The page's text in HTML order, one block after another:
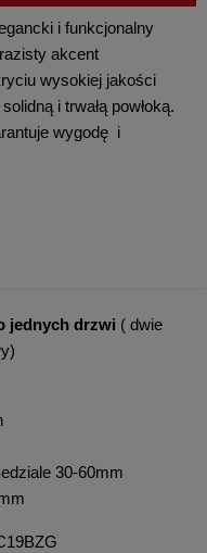
i funkcjonalny
akcent
wysokiej jakości
i trwałą powłoką.
wygodę i
jednych drzwi ( dwie
30-60mm